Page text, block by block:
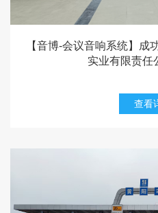
【音博-会议音响系统】成
实业有限责任
查看